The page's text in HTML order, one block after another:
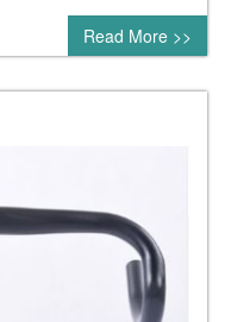
Read More >>